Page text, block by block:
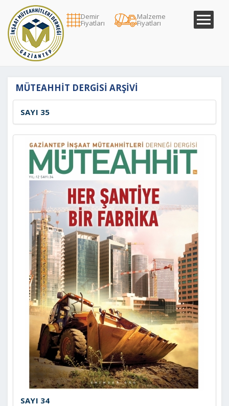
Demir
Fiyatları
Malzeme
Fiyatları
MÜTEAHHIT DERGISI ARŞIVI
SAYI 35
SAYI 34